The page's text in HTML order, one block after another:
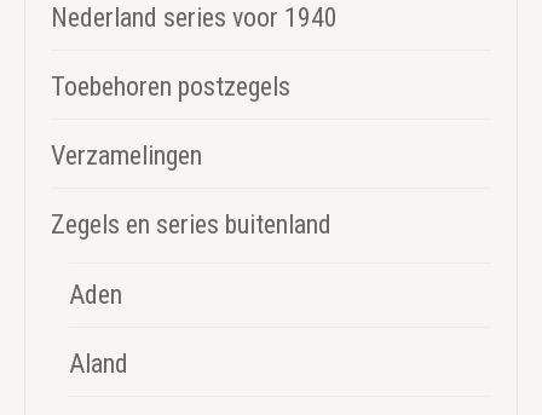
Nederland series voor 1940
Toebehoren postzegels
Verzamelingen
Zegels en series buitenland
Aden
Aland